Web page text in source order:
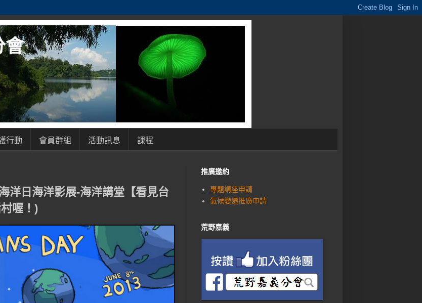
會
行動 會員群組 活動訊息 課程
洋日海洋影展-海洋講堂【看見台
喔！)
推廣邀約
專題講座申請
氣候變遷推廣申請
荒野嘉義